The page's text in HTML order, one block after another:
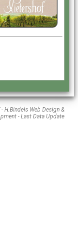
Web Design &
- Last Data Update